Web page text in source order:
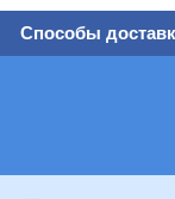
Способы